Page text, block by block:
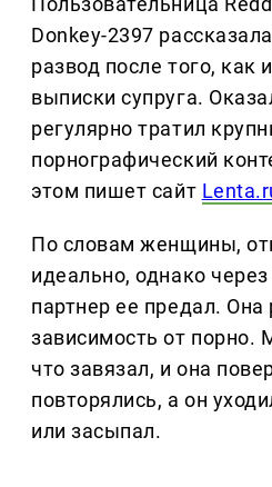
Donkey-2397
развод после того, как
выписки супруга.
регулярно тратил
порнографический
этом пишет сайт
По словам женщины,
идеально, однако
партнер ее предал. Она
зависимость от порно.
что завязал, и она
повторялись, а он
или засыпал.